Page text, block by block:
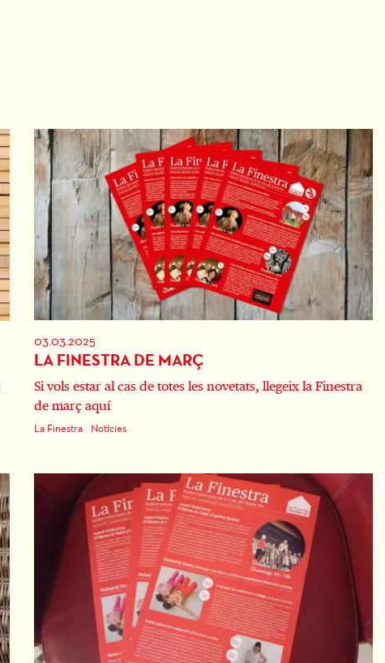
03.03.2025
LA FINESTRA DE MARÇ
Si vols estar al cas de totes les novetats, llegeix la Finestra
de març aquí
La Finestra Notícies